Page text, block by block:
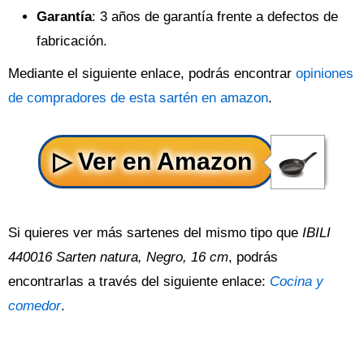
Garantía: 3 años de garantía frente a defectos de
fabricación.
Mediante el siguiente enlace, podrás encontrar opiniones
de compradores de esta sartén en amazon.
Si quieres ver más sartenes del mismo tipo que IBILI
440016 Sarten natura, Negro, 16 cm, podrás
encontrarlas a través del siguiente enlace: Cocina y
comedor.